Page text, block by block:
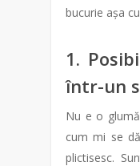
bucurie așa
1.
într-un
Nu e o
cum mi se
plictisesc.